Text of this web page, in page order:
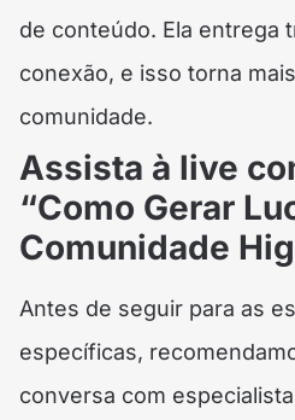
de conteúdo. Ela entrega
conexão, e isso torna
comunidade.
Assista à live
“Como Gerar
Comunidade
Antes de seguir para as
específicas,
conversa com